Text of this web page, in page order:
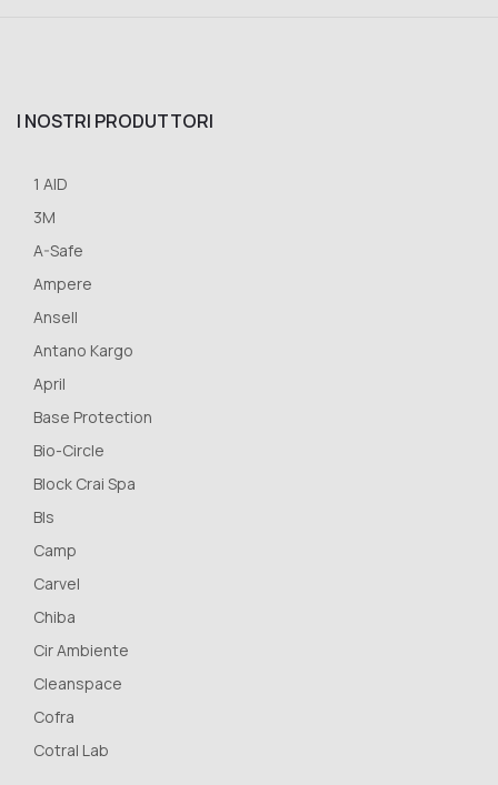
I NOSTRI PRODUTTORI
1 AID
3M
A-Safe
Ampere
Ansell
Antano Kargo
April
Base Protection
Bio-Circle
Block Crai Spa
Bls
Camp
Carvel
Chiba
Cir Ambiente
Cleanspace
Cofra
Cotral Lab